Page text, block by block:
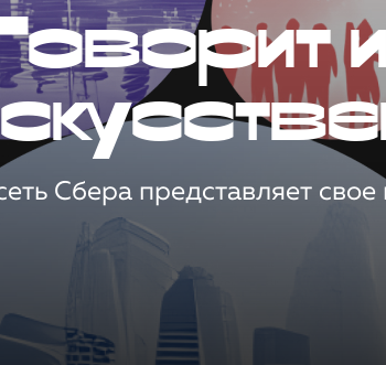
Сбера представляет